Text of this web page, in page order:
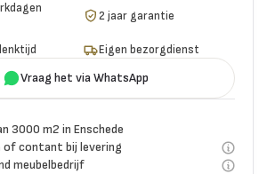
2 jaar garantie
Eigen bezorgdienst
Vraag het via WhatsApp
3000 m2 in Enschede
of contant bij levering
meubelbedrijf